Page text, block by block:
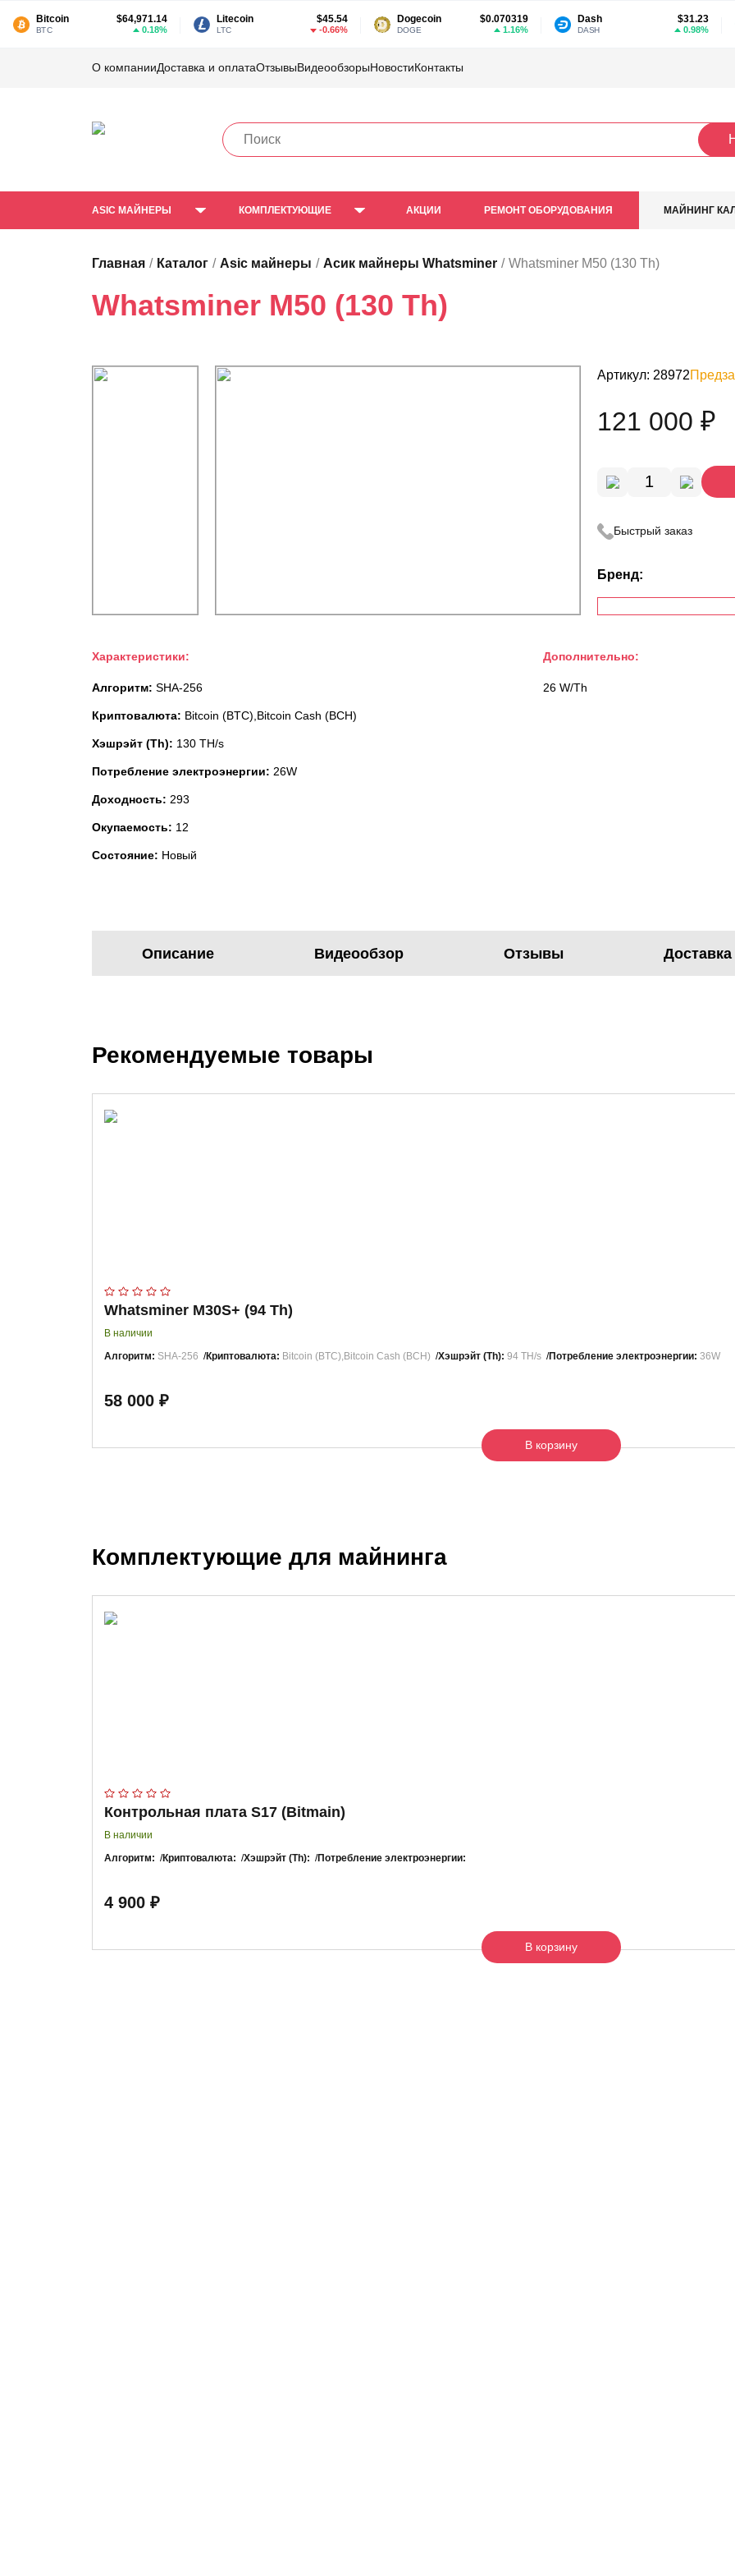
Bitcoin $64,971.14
BTC 0.18%
Litecoin $45.54
LTC -0.66%
Dogecoin $0.070319
DOGE 1.16%
Dash $31.23
DASH 0.98%
О компанииДоставка и оплатаОтзывыВидеообзорыНовостиКонтакты
ASIC МАЙНЕРЫ КОМПЛЕКТУЮЩИЕ АКЦИИ РЕМОНТ ОБОРУДОВАНИЯ МАЙНИНГ
Главная Каталог Asic майнеры Асик майнеры Whatsminer Whatsminer M50 (130 Th)
Whatsminer M50 (130 Th)
Артикул: 28972
121 000 ₽
Быстрый заказ
Бренд:
Характеристики:
Алгоритм: SHA-256
Криптовалюта: Bitcoin (BTC),Bitcoin Cash (BCH)
Хэшрэйт (Th): 130 TH/s
Потребление электроэнергии: 26W
Доходность: 293
Окупаемость: 12
Состояние: Новый
Дополнительно:
26 W/Th
Описание Видеообзор Отзывы
Рекомендуемые товары
Whatsminer M30S+ (94 Th)
В наличии
Алгоритм: SHA-256 Криптовалюта: Bitcoin (BTC),Bitcoin Cash (BCH) Хэшрэйт (Th): 94 TH/s Потребление электроэнергии: 36W
58 000 ₽
В корзину
Комплектующие для майнинга
Контрольная плата S17 (Bitmain)
В наличии
Алгоритм:
Криптовалюта: Хэшрэйт (Th): Потребление электроэнергии:
4 900 ₽
В корзину